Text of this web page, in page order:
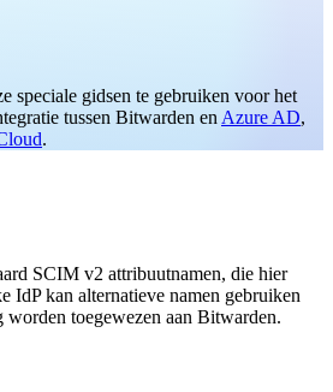
speciale gidsen te gebruiken voor het
tussen Bitwarden en Azure AD,
.
SCIM v2 attribuutnamen, die hier
IdP kan alternatieve namen gebruiken
toegewezen aan Bitwarden.